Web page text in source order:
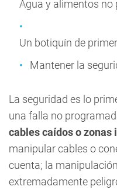
Agua y alimentos no
Un botiquín de
Mantener la
La seguridad es lo
una falla no
cables caídos o zonas
manipular cables o
cuenta; la
extremadamente